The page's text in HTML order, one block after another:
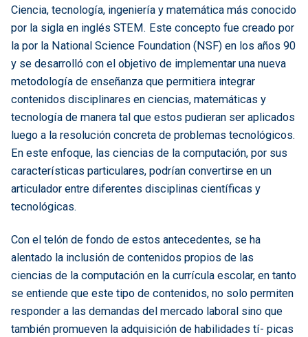
Ciencia, tecnología, ingeniería y matemática más conocido
por la sigla en inglés STEM. Este concepto fue creado por
la por la National Science Foundation (NSF) en los años 90
y se desarrolló con el objetivo de implementar una nueva
metodología de enseñanza que permitiera integrar
contenidos disciplinares en ciencias, matemáticas y
tecnología de manera tal que estos pudieran ser aplicados
luego a la resolución concreta de problemas tecnológicos.
En este enfoque, las ciencias de la computación, por sus
características particulares, podrían convertirse en un
articulador entre diferentes disciplinas científicas y
tecnológicas.
Con el telón de fondo de estos antecedentes, se ha
alentado la inclusión de contenidos propios de las
ciencias de la computación en la currícula escolar, en tanto
se entiende que este tipo de contenidos, no solo permiten
responder a las demandas del mercado laboral sino que
también promueven la adquisición de habilidades tí- picas